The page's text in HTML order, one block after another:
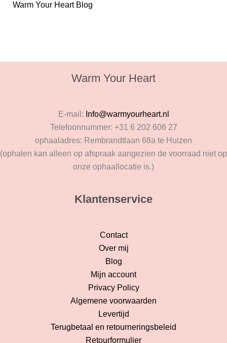
Warm Your Heart Blog
Warm Your Heart
E-mail: Info@warmyourheart.nl
Telefoonnummer: +31 6 202 606 27
ophaaladres: Rembrandtlaan 68a te Huizen
(ophalen kan alleen op afspraak aangezien de voorraad niet op
onze ophaallocatie is.)
Klantenservice
Contact
Over mij
Blog
Mijn account
Privacy Policy
Algemene voorwaarden
Levertijd
Terugbetaal en retourneringsbeleid
Retourformulier